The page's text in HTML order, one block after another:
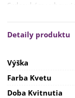
Srdcovkám vyhovuje
Avšak na takomto
výdatnejšiu
priepustná.
príliš suché.
substrátu, odporúča
mulčovacou kôrou,
vysychaním a
Detaily produktu
Výška
Farba Kvetu
Doba Kvitnutia